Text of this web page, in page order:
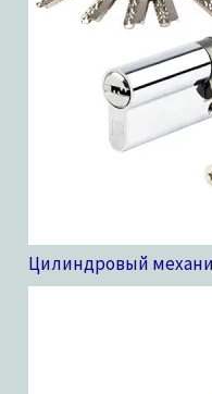
Цилиндровый